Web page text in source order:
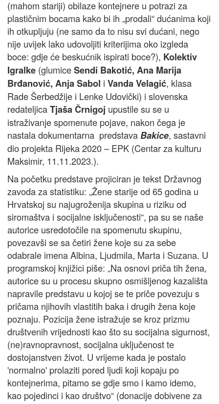
(mahom stariji) obilaze kontejnere u potrazi za
plastičnim bocama kako bi ih „prodali“ dućanima koji
ih otkupljuju (ne samo da to nisu svi dućani, nego
nije uvijek lako udovoljiti kriterijima oko izgleda
boce: gdje će beskućnik ispirati boce?), Kolektiv
Igralke (glumiceSendi Bakotić, Ana Marija
Brđanović, Anja Sabol i Vanda Velagić, klasa
Rade Šerbedžije i Lenke Udovički) i slovenska
redateljicaTjaša Črnigoj upustile su se u
istraživanje spomenute pojave, nakon čega je
nastala dokumentarna predstavaBakice, sastavni
dio projekta Rijeka 2020 – EPK (Centar za kulturu
Maksimir, 11.11.2023.).
Na početku predstave projiciran je tekst Državnog
zavoda za statistiku: „Žene starije od 65 godina u
Hrvatskoj su najugroženija skupina u riziku od
siromaštva i socijalne isključenosti“, pa su se naše
autorice usredotočile na spomenutu skupinu,
povezavši se sa četiri žene koje su za sebe
odabrale imena Albina, Ljudmila, Marta i Suzana. U
programskoj knjižici piše: „Na osnovi priča tih žena,
autorice su u procesu skupno osmišljenog kazališta
napravile predstavu u kojoj se te priče povezuju s
pričama njihovih vlastitih baka i drugih žena koje
poznaju. Pozicija žene istražuje se kroz prizmu
društvenih vrijednosti kao što su socijalna sigurnost,
(ne)ravnopravnost, socijalna uključenost te
dostojanstven život. U vrijeme kada je postalo
'normalno' prolaziti pored ljudi koji kopaju po
kontejnerima, pitamo se gdje smo i kamo idemo,
kao pojedinci i kao društvo“ (donacije dobivene za